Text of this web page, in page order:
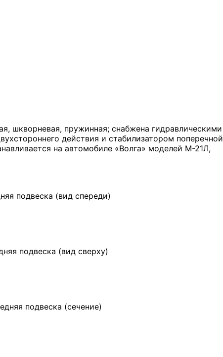
шкворневая, пружинная; снабжена гидравлическими
действия и стабилизатором поперечной
на автомобиле «Волга» моделей М-21Л,
подвеска (вид спереди)
подвеска (вид сверху)
подвеска (сечение)